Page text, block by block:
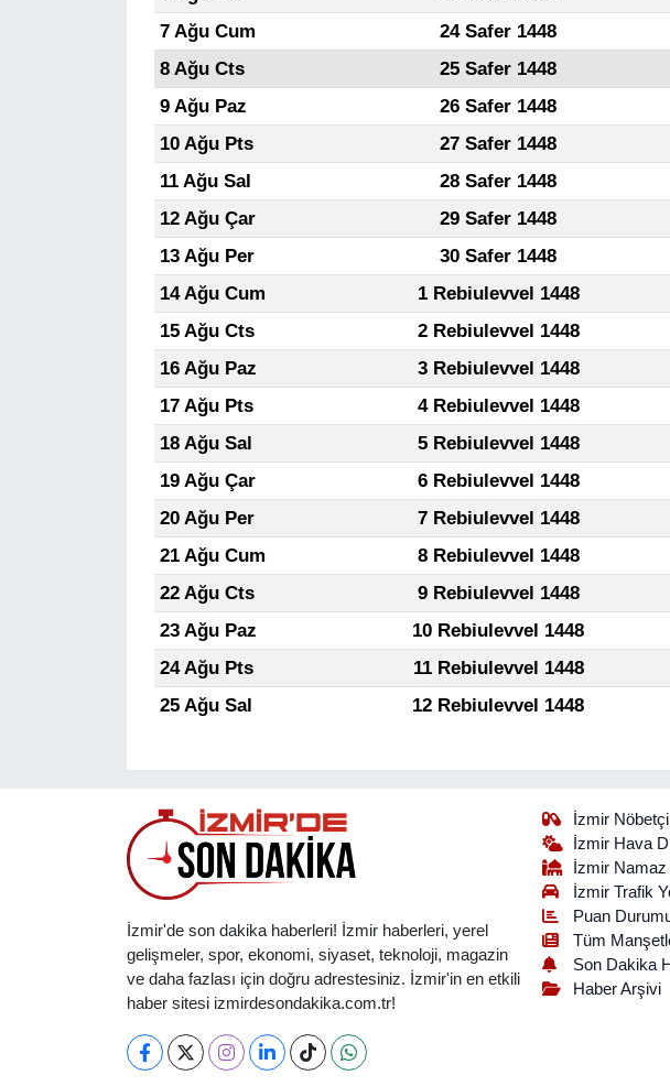
7 Ağu Cum
24 Safer 1448
8 Ağu Cts
25 Safer 1448
9 Ağu Paz
26 Safer 1448
10 Ağu Pts
27 Safer 1448
11 Ağu Sal
28 Safer 1448
12 Ağu Çar
29 Safer 1448
13 Ağu Per
30 Safer 1448
14 Ağu Cum
1 Rebiulevvel 1448
15 Ağu Cts
2 Rebiulevvel 1448
16 Ağu Paz
3 Rebiulevvel 1448
17 Ağu Pts
4 Rebiulevvel 1448
18 Ağu Sal
5 Rebiulevvel 1448
19 Ağu Çar
6 Rebiulevvel 1448
20 Ağu Per
7 Rebiulevvel 1448
21 Ağu Cum
8 Rebiulevvel 1448
22 Ağu Cts
9 Rebiulevvel 1448
23 Ağu Paz
10 Rebiulevvel 1448
24 Ağu Pts
11 Rebiulevvel 1448
25 Ağu Sal
12 Rebiulevvel 1448
İzmir'de son dakika haberleri! İzmir haberleri, yerel
gelişmeler, spor, ekonomi, siyaset, teknoloji, magazin
ve daha fazlası için doğru adrestesiniz. İzmir'in en etkili
haber sitesi izmirdesondakika.com.tr!
İzmir
İzmir Hava
İzmir
İzmir Trafik
Puan
Tüm
Son Dakika
Haber Arşivi